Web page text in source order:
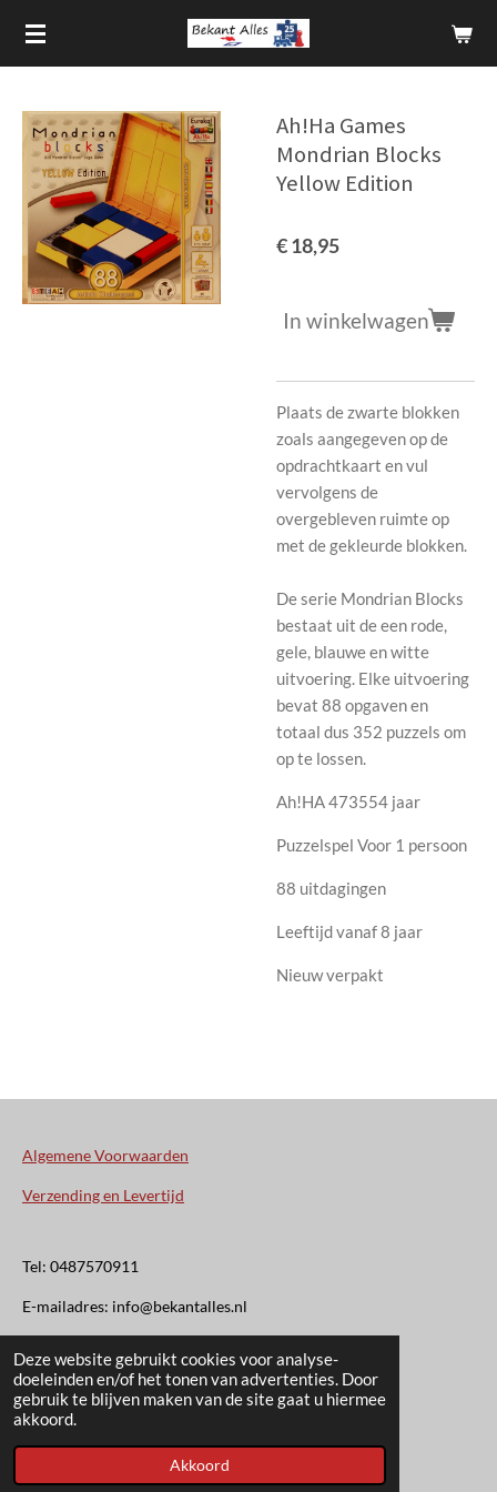
Deze website gebruikt cookies voor analyse-
doeleinden en/of het tonen van advertenties. Door
gebruik te blijven maken van de site gaat u hiermee
akkoord.
Akkoord
Ga
direct
hoofdinhoud
Ah!Ha Games
Mondrian Blocks
Yellow Edition
€ 18,95
In winkelwagen
Plaats de zwarte blokken
zoals aangegeven op de
opdrachtkaart en vul
vervolgens de
overgebleven ruimte op
met de gekleurde blokken.
De serie Mondrian Blocks
bestaat uit de een rode,
gele, blauwe en witte
uitvoering. Elke uitvoering
bevat 88 opgaven en
totaal dus 352 puzzels om
op te lossen.
Ah!HA 473554 jaar
Puzzelspel Voor 1 persoon
88 uitdagingen
Leeftijd vanaf 8 jaar
Nieuw verpakt
Algemene Voorwaarden
Verzending en Levertijd
Tel: 0487570911
E-mailadres: info@bekantalles.nl
Rooysestraat 4
6621AM Dreumel
© 2020 - 2026 Bekant Alles